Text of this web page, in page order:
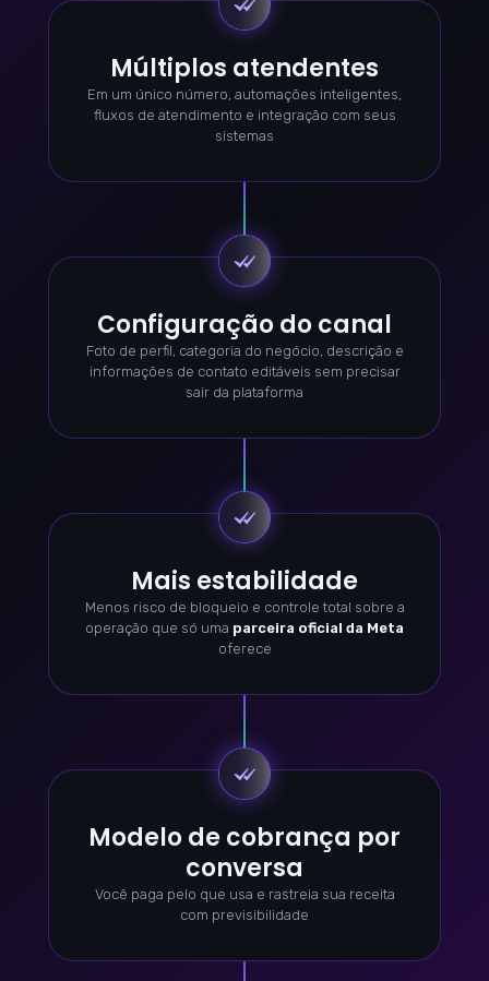
Múltiplos atendentes
Em um único número, automações inteligentes,
fluxos de atendimento e integração com seus
sistemas
Configuração do canal
Foto de perfil, categoria do negócio, descrição e
informações de contato editáveis sem precisar
sair da plataforma
Mais estabilidade
Menos risco de bloqueio e controle total sobre a
operação que só uma parceira oficial da Meta
oferece
Modelo de cobrança por
conversa
Você paga pelo que usa e rastreia sua receita
com previsibilidade